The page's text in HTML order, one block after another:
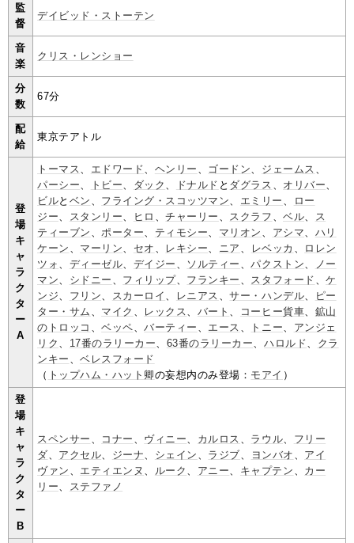
監
督
デイビッド・ストーテン
音
楽
クリス・レンショー
分
数
67分
配
給
東京テアトル
登
場
キ
ャ
ラ
ク
タ
ー
A
トーマス エドワード ヘンリー ゴードン ジェームス
パーシー
トビー ダック ドナルド と ダグラス オリバー
ビルと ベン フライング・スコッツマン エミリー
ロー
ジー
スタンリー ヒロ 、チャーリー スクラフ 、ベル
ス
ティーブン
ポーター ティモシー マリオン アシマ
ハリ
ケーン
マーリン セオ レキシー ニア レベッカ
ロレン
ツォ
ディーゼル デイジー ソルティー 、パクストン
ノー
マン
シドニー フィリップ、 フランキー スタフォード 、ケ
ンジ
フリン スカーロイ レニアス 、サー・ハンデル
ピー
ター・サム
マイク レックス バート コーヒー貨車
鉱山
のトロッコ
、ベッペ 、バーティー エース トニー
アンジェ
リク
17番のラリーカー 63番のラリーカー 、ハロルド
クラ
ンキー
、ベレスフォード
（ トップハム・ハット卿の妄想内のみ登場： モアイ ）
登
場
キ
ャ
ラ
ク
タ
ー
B
スペンサー コナー ヴィニー カルロス ラウル
フリー
ダ
アクセル ジーナ シェイン ラジブ ヨンバオ
アイ
ヴァン
エティエンヌ ルーク アニー キャプテン
カー
リー
ステファノ